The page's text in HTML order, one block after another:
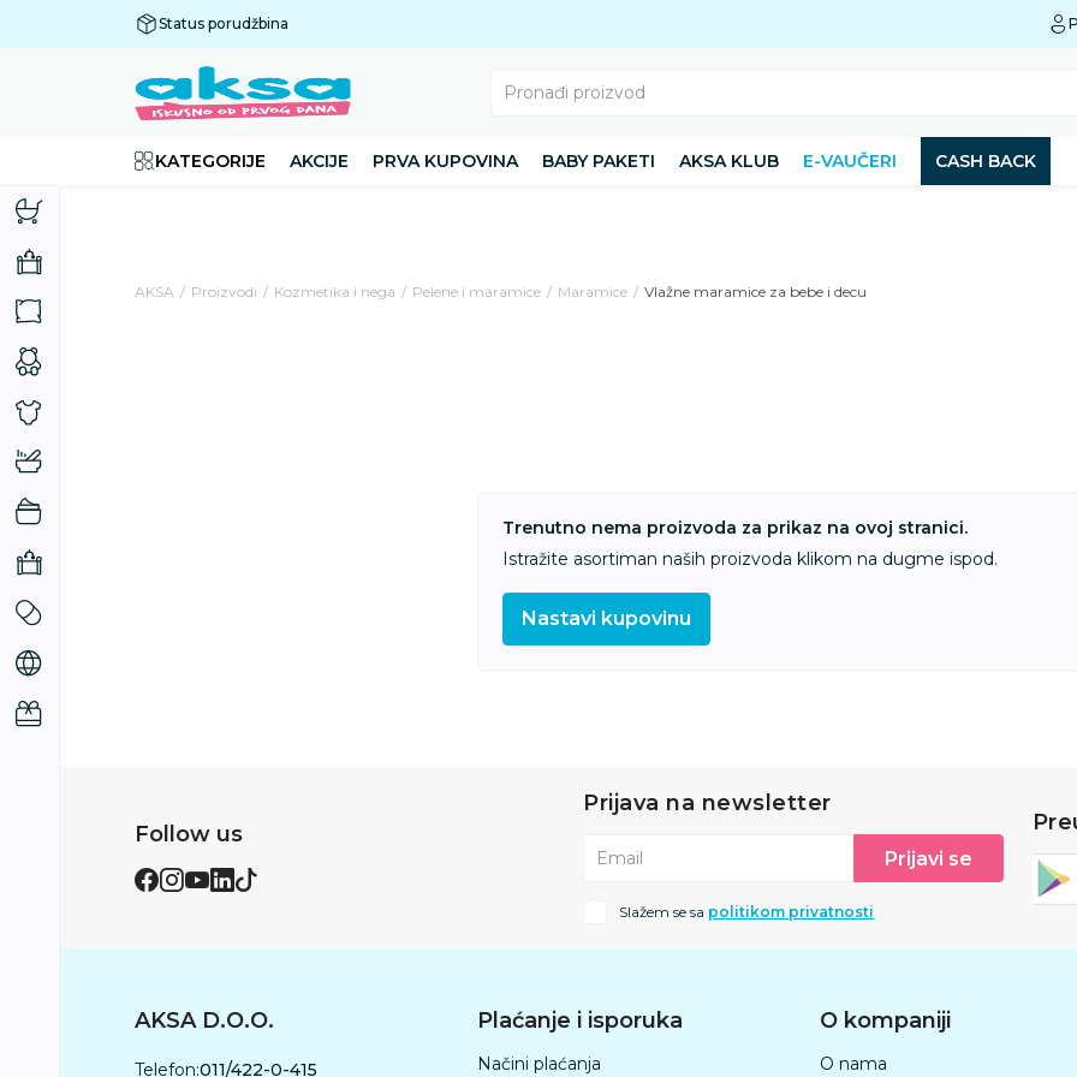
Status porudžbina
Pronađi proizvod
KATEGORIJE AKCIJE PRVA KUPOVINA BABY PAKETI AKSA KLUB E-VAUČERI CASH BACK
AKSA Proizvodi Kozmetika i nega Pelene i maramice Maramice Vlažne maramice za bebe i decu
Trenutno nema proizvoda za prikaz na ovoj stranici.
Istražite asortiman naših proizvoda klikom na dugme ispod.
Nastavi kupovinu
Follow us
Prijava na newsletter
Email Prijavi se
Slažem se sa politikom privatnosti
AKSA D.O.O.
Telefon:011/422-0-415
Plaćanje i isporuka
Načini plaćanja
O kompaniji
O nama